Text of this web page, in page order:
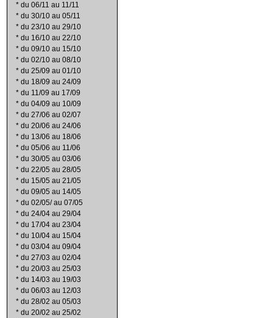
* du 06/11 au 11/11
* du 30/10 au 05/11
* du 23/10 au 29/10
* du 16/10 au 22/10
* du 09/10 au 15/10
* du 02/10 au 08/10
* du 25/09 au 01/10
* du 18/09 au 24/09
* du 11/09 au 17/09
* du 04/09 au 10/09
* du 27/06 au 02/07
* du 20/06 au 24/06
* du 13/06 au 18/06
* du 05/06 au 11/06
* du 30/05 au 03/06
* du 22/05 au 28/05
* du 15/05 au 21/05
* du 09/05 au 14/05
* du 02/05/ au 07/05
* du 24/04 au 29/04
* du 17/04 au 23/04
* du 10/04 au 15/04
* du 03/04 au 09/04
* du 27/03 au 02/04
* du 20/03 au 25/03
* du 14/03 au 19/03
* du 06/03 au 12/03
* du 28/02 au 05/03
* du 20/02 au 25/02